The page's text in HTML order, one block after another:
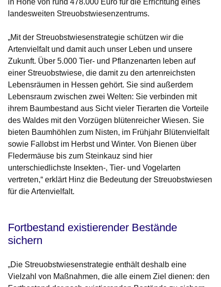
in Höhe von rund 478.000 Euro für die Errichtung eines
landesweiten Streuobstwiesenzentrums.
„Mit der Streuobstwiesenstrategie schützen wir die
Artenvielfalt und damit auch unser Leben und unsere
Zukunft. Über 5.000 Tier- und Pflanzenarten leben auf
einer Streuobstwiese, die damit zu den artenreichsten
Lebensräumen in Hessen gehört. Sie sind außerdem
Lebensraum zwischen zwei Welten: Sie verbinden mit
ihrem Baumbestand aus Sicht vieler Tierarten die Vorteile
des Waldes mit den Vorzügen blütenreicher Wiesen. Sie
bieten Baumhöhlen zum Nisten, im Frühjahr Blütenvielfalt
sowie Fallobst im Herbst und Winter. Von Bienen über
Fledermäuse bis zum Steinkauz sind hier
unterschiedlichste Insekten-, Tier- und Vogelarten
vertreten,“ erklärt Hinz die Bedeutung der Streuobstwiesen
für die Artenvielfalt.
Fortbestand existierender Bestände
sichern
„Die Streuobstwiesenstrategie enthält deshalb eine
Vielzahl von Maßnahmen, die alle einem Ziel dienen: den